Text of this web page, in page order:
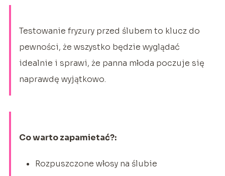
Testowanie fryzury przed ślubem to klucz do
pewności, że wszystko będzie wyglądać
idealnie i sprawi, że panna młoda poczuje się
naprawdę wyjątkowo.
Co warto zapamietać?:
Rozpuszczone włosy na ślubie